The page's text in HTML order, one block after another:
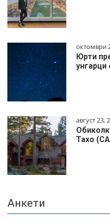
октомври
Юрти
унгарци
август 23,
Тахо
Анкети